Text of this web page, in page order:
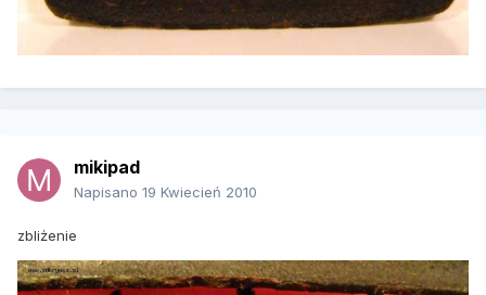
mikipad
Napisano 19 Kwiecień 2010
zbliżenie